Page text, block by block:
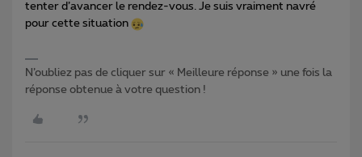
tenter d’avancer le rendez-vous. Je suis vraiment navré
pour cette situation
N’oubliez pas de cliquer sur « Meilleure réponse » une fois la
réponse obtenue à votre question !